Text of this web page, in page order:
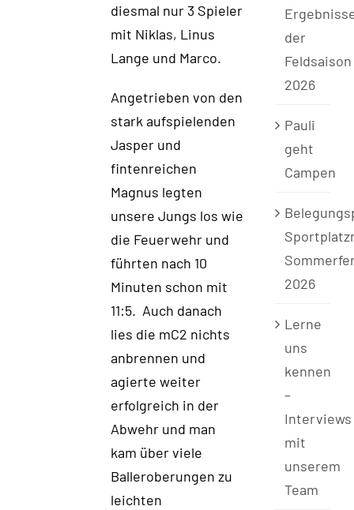
diesmal nur 3 Spieler
mit Niklas, Linus
Lange und Marco.
Angetrieben von den
stark aufspielenden
Jasper und
fintenreichen
Magnus legten
unsere Jungs los wie
die Feuerwehr und
führten nach 10
Minuten schon mit
11:5. Auch danach
lies die mC2 nichts
anbrennen und
agierte weiter
erfolgreich in der
Abwehr und man
kam über viele
Balleroberungen zu
leichten
der
Feldsaison
2026
Pauli
geht
Campen
2026
Lerne
uns
kennen
–
Interviews
mit
unserem
Team